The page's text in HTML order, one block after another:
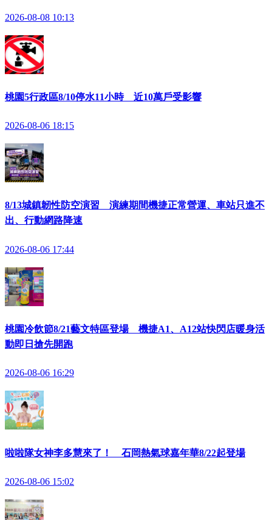
2026-08-08 10:13
桃園5行政區8/10停水11小時 近10萬戶受影響
2026-08-06 18:15
8/13城鎮韌性防空演習 演練期間機捷正常營運、車站只進不
出、行動網路降速
2026-08-06 17:44
桃園冷飲節8/21藝文特區登場 機捷A1、A12站快閃店暖身活
動即日搶先開跑
2026-08-06 16:29
啦啦隊女神李多慧來了！ 石岡熱氣球嘉年華8/22起登場
2026-08-06 15:02